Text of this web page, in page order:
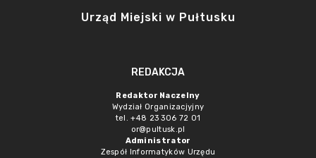
Urząd Miejski w Pułtusku
REDAKCJA
Redaktor Naczelny
Wydział Organizacjyjny
tel. +48 23 306 72 01
or@pultusk.pl
Administrator
Zespół Informatyków Urzędu